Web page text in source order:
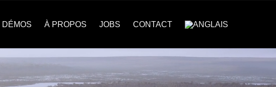
DÉMOS À PROPOS JOBS CONTACT